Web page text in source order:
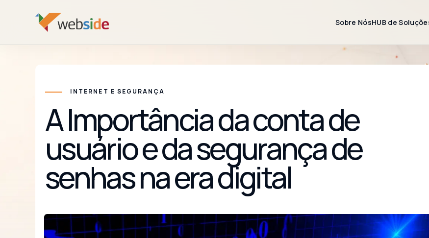
Sobre NósHUB de
INTERNET E SEGURANÇA
A Importância da conta de
usuário e da segurança de
senhas na era digital